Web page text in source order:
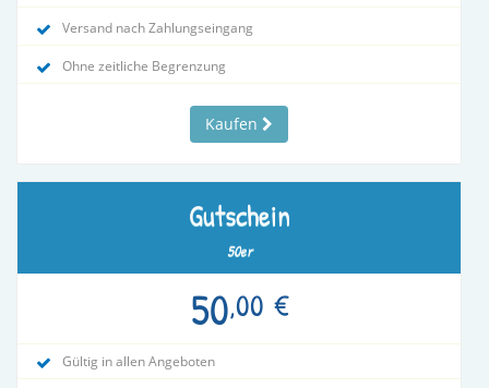
Versand nach Zahlungseingang
Ohne zeitliche Begrenzung
Kaufen
Gutschein
50er
50,00 €
Gültig in allen Angeboten